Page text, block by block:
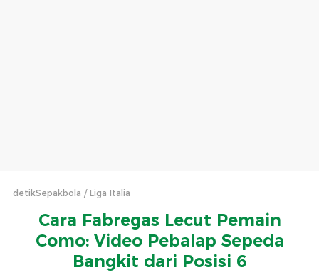
detikSepakbola Liga Italia
Cara Fabregas Lecut Pemain
Como: Video Pebalap Sepeda
Bangkit dari Posisi 6